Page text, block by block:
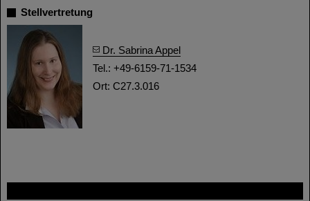
Stellvertretung
Dr. Sabrina Appel
Tel.: +49-6159-71-1534
Ort: C27.3.016